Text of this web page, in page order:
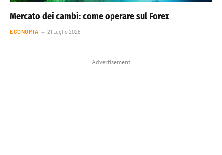
Mercato dei cambi: come operare sul Forex
ECONOMIA 21 Luglio 2026
Advertisement